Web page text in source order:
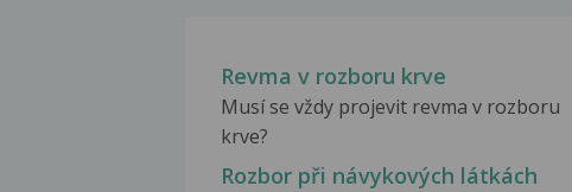
Revma v rozboru krve
Musí se vždy projevit revma v rozboru
krve?
Rozbor při návykových látkách